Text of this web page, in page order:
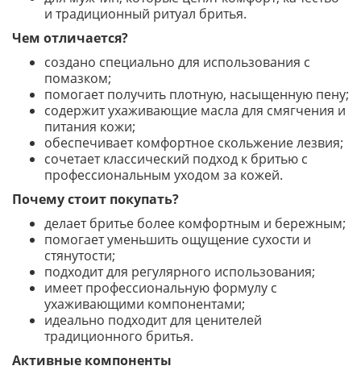
и традиционный ритуал бритья.
Чем отличается?
создано специально для использования с
помазком;
помогает получить плотную, насыщенную пену;
содержит ухаживающие масла для смягчения и
питания кожи;
обеспечивает комфортное скольжение лезвия;
сочетает классический подход к бритью с
профессиональным уходом за кожей.
Почему стоит покупать?
делает бритье более комфортным и бережным;
помогает уменьшить ощущение сухости и
стянутости;
подходит для регулярного использования;
имеет профессиональную формулу с
ухаживающими компонентами;
идеально подходит для ценителей
традиционного бритья.
Активные компоненты